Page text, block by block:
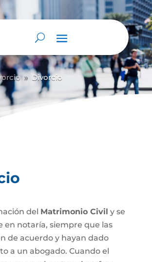
9 Divorcio
del Matrimonio Civil y se
en notaría, siempre que las
de acuerdo y hayan dado
a un abogado. Cuando el